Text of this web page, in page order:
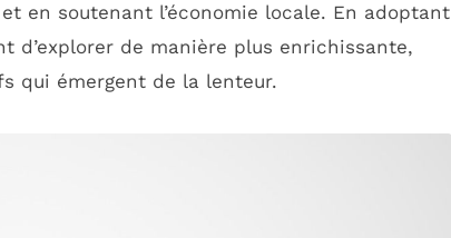
en soutenant l’économie locale. En adoptant
d’explorer de manière plus enrichissante,
qui émergent de la lenteur.